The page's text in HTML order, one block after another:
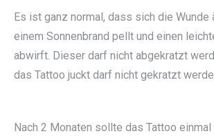
Es ist ganz normal, dass sich die Wunde
einem Sonnenbrand pellt und einen
abwirft. Dieser darf nicht abgekratzt
das Tattoo juckt darf nicht gekratzt
Nach 2 Monaten sollte das Tattoo